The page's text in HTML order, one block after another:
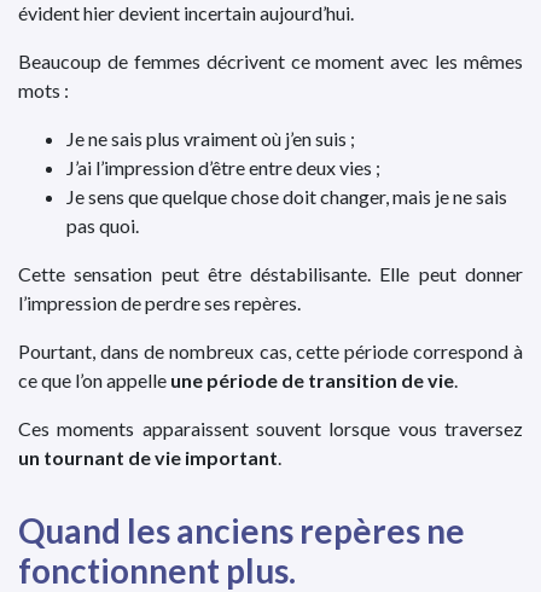
évident hier devient incertain aujourd’hui.
Beaucoup de femmes décrivent ce moment avec les mêmes
mots :
Je ne sais plus vraiment où j’en suis ;
J’ai l’impression d’être entre deux vies ;
Je sens que quelque chose doit changer, mais je ne sais
pas quoi.
Cette sensation peut être déstabilisante. Elle peut donner
l’impression de perdre ses repères.
Pourtant, dans de nombreux cas, cette période correspond à
ce que l’on appelle une période de transition de vie.
Ces moments apparaissent souvent lorsque vous traversez
un tournant de vie important.
Quand les anciens repères ne
fonctionnent plus.